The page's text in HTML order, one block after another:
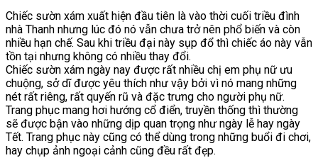
Chiếc sườn xám xuất hiện đầu tiên là vào thời cuối triều đình
nhà Thanh nhưng lúc đó nó vẫn chưa trở nên phổ biến và còn
nhiều hạn chế. Sau khi triều đại này sụp đổ thì chiếc áo này vẫn
tồn tại nhưng không có nhiều thay đổi.
Chiếc sườn xám ngày nay được rất nhiều chị em phụ nữ ưu
chuộng, sở dĩ được yêu thích như vậy bởi vì nó mang những
nét rất riêng, rất quyến rũ và đặc trưng cho người phụ nữ.
Trang phục mang hơi hướng cổ điển, truyền thống thì thường
sẽ được bận vào những dịp quan trọng như ngày lễ hay ngày
Tết. Trang phục này cũng có thể dùng trong những buổi đi chơi,
hay chụp ảnh ngoại cảnh cũng đều rất đẹp.